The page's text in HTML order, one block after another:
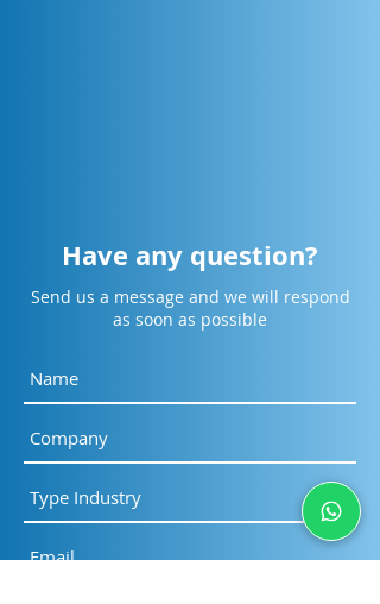
Have any question?
Send us a message and we will respond
as soon as possible